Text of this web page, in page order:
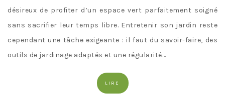
désireux de profiter d’un espace vert parfaitement soigné
sans sacrifier leur temps libre. Entretenir son jardin reste
cependant une tâche exigeante : il faut du savoir-faire, des
outils de jardinage adaptés et une régularité…
LIRE